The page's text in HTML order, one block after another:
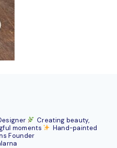
Creating beauty,
moments
Hand-painted
Founder